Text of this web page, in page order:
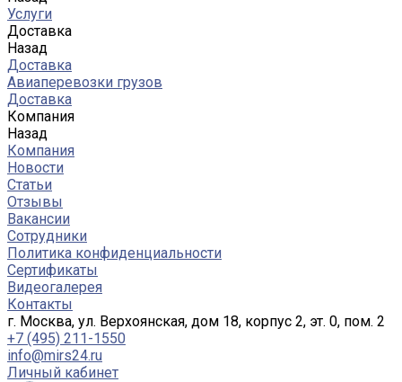
Услуги
Доставка
Назад
Доставка
Авиаперевозки грузов
Доставка
Компания
Назад
Компания
Новости
Статьи
Отзывы
Вакансии
Сотрудники
Политика конфиденциальности
Сертификаты
Видеогалерея
Контакты
г. Москва, ул. Верхоянская, дом 18, корпус 2, эт. 0, пом. 2
+7 (495) 211-1550
info@mirs24.ru
Личный кабинет